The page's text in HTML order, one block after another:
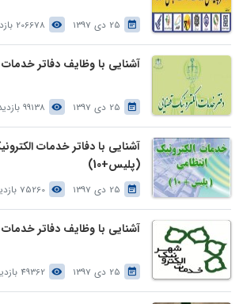
25 دی 1397 206678 بازدید
آشنایی با وظایف دفاتر
25 دی 1397 99138 بازدید
آشنایی با دفاتر خدمات
(پلیس+10)
25 دی 1397 75260 بازدید
آشنایی با وظایف دفاتر خدمات
25 دی 1397 49362 بازدید